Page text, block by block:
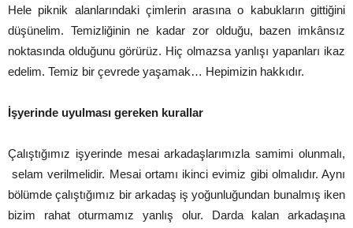
Hele piknik alanlarındaki çimlerin arasına o kabukların gittiğini
düşünelim. Temizliğinin ne kadar zor olduğu, bazen imkânsız
noktasında olduğunu görürüz. Hiç olmazsa yanlışı yapanları ikaz
edelim. Temiz bir çevrede yaşamak… Hepimizin hakkıdır.
İşyerinde uyulması gereken kurallar
Çalıştığımız işyerinde mesai arkadaşlarımızla samimi olunmalı,
selam verilmelidir. Mesai ortamı ikinci evimiz gibi olmalıdır. Aynı
bölümde çalıştığımız bir arkadaş iş yoğunluğundan bunalmış iken
bizim rahat oturmamız yanlış olur. Darda kalan arkadaşına